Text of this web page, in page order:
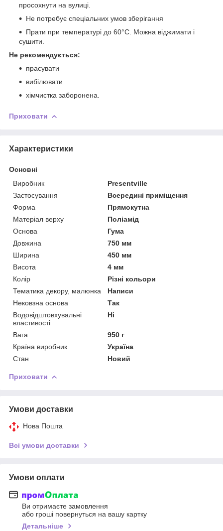
просохнути на вулиці.
Не потребує спеціальних умов зберігання
Прати при температурі до 60°С. Можна віджимати і
сушити.
Не рекомендується:
прасувати
вибілювати
хімчистка заборонена.
Приховати
Характеристики
Основні
Виробник
Presentville
Застосування
Всередині приміщення
Форма
Прямокутна
Матеріал верху
Поліамід
Основа
Гума
Довжина
750 мм
Ширина
450 мм
Висота
4 мм
Колір
Різні кольори
Тематика декору, малюнка
Написи
Нековзна основа
Так
Водовідштовхувальні
властивості
Ні
Вага
950 г
Країна виробник
Україна
Стан
Новий
Приховати
Умови доставки
Нова Пошта
Всі умови доставки
Умови оплати
Ви отримаєте замовлення
або гроші повернуться на вашу картку
Детальніше